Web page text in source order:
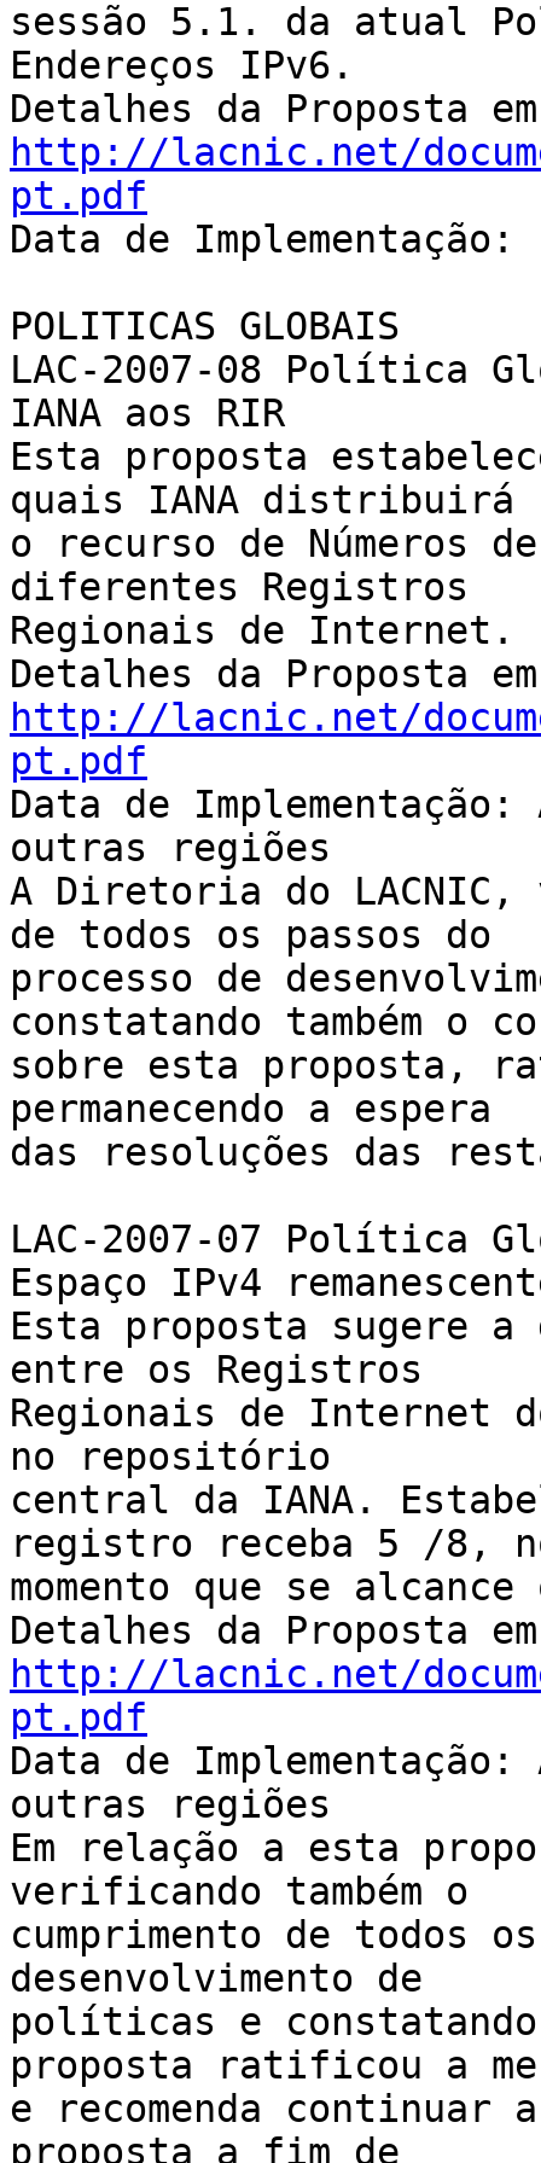
sessão 5.1. da atual
Endereços IPv6.
http://lacnic.net/
pt.pdf
Data de Implementação:
POLITICAS GLOBAIS
LAC-2007-08 Política
IANA aos RIR
Esta proposta
quais IANA distribuirá
o recurso de Números
diferentes Registros
Regionais de Internet.
http://lacnic.net/
pt.pdf
Data de Implementação:
outras regiões
A Diretoria do LACNIC,
de todos os passos do
processo de
constatando também o
sobre esta proposta,
permanecendo a espera
das resoluções das
LAC-2007-07 Política
Espaço IPv4
Esta proposta sugere
entre os Registros
Regionais de Internet
no repositório
central da IANA.
registro receba 5 /8,
momento que se
http://lacnic.net/
pt.pdf
Data de Implementação:
outras regiões
Em relação a esta
verificando também o
cumprimento de todos
desenvolvimento de
políticas e
proposta ratificou a
e recomenda continuar
proposta a fim de